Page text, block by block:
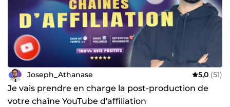
Joseph_Athanase 5,0 (51)
Je vais prendre en charge la post-production de
votre chaîne YouTube d'affiliation